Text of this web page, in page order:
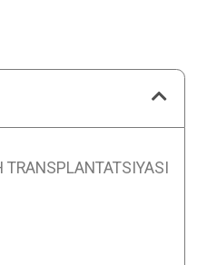
TRANSPLANTATSIYASI